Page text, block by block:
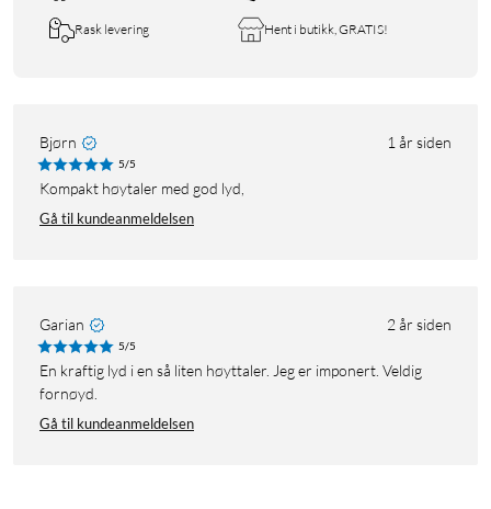
Rask levering Hent i butikk, GRATIS!
Bjørn 1 år siden
5/5
Kompakt høytaler med god lyd,
Gå til kundeanmeldelsen
Garian 2 år siden
5/5
En kraftig lyd i en så liten høyttaler. Jeg er imponert. Veldig
fornøyd.
Gå til kundeanmeldelsen